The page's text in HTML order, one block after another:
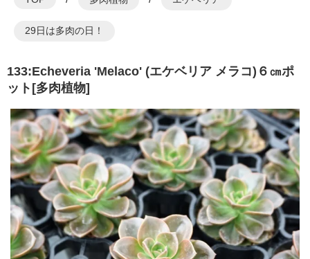
29日は多肉の日！
133:Echeveria 'Melaco' (エケベリア メラコ)６㎝ポ
ット[多肉植物]